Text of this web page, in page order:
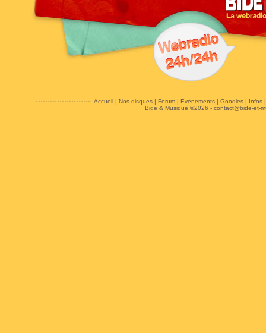
Accueil| Nos disques| Forum| Evénements| Goodies| Infos
Bide & Musique ©2026 - contact@bide-et-